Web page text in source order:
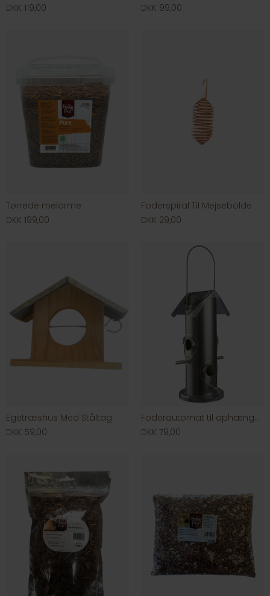
DKK 119,00
DKK 99,00
Tørrede melorme
DKK 199,00
Foderspiral Til Mejsebolde
DKK 29,00
Egetræshus Med Ståltag
DKK 59,00
Foderautomat til ophængning
DKK 79,00